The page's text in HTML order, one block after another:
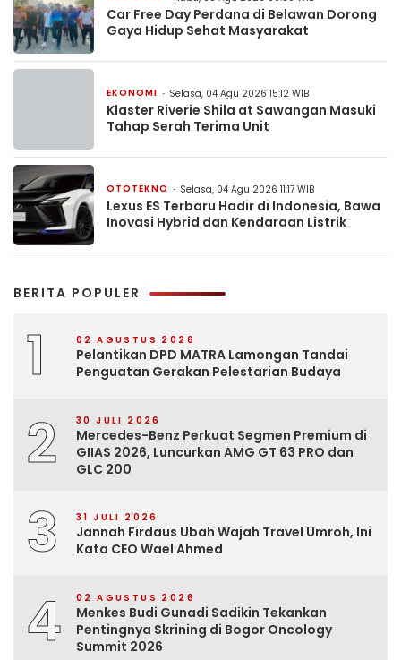
Car Free Day Perdana di Belawan Dorong
Gaya Hidup Sehat Masyarakat
EKONOMI Selasa, 04 Agu 2026 15:12 WIB
Klaster Riverie Shila at Sawangan Masuki
Tahap Serah Terima Unit
OTOTEKNO Selasa, 04 Agu 2026 11:17 WIB
Lexus ES Terbaru Hadir di Indonesia, Bawa
Inovasi Hybrid dan Kendaraan Listrik
BERITA POPULER
1 02 AGUSTUS 2026
Pelantikan DPD MATRA Lamongan Tandai
Penguatan Gerakan Pelestarian Budaya
2 30 JULI 2026
Mercedes-Benz Perkuat Segmen Premium di
GIIAS 2026, Luncurkan AMG GT 63 PRO dan
GLC 200
3 31 JULI 2026
Jannah Firdaus Ubah Wajah Travel Umroh, Ini
Kata CEO Wael Ahmed
4 02 AGUSTUS 2026
Menkes Budi Gunadi Sadikin Tekankan
Pentingnya Skrining di Bogor Oncology
Summit 2026